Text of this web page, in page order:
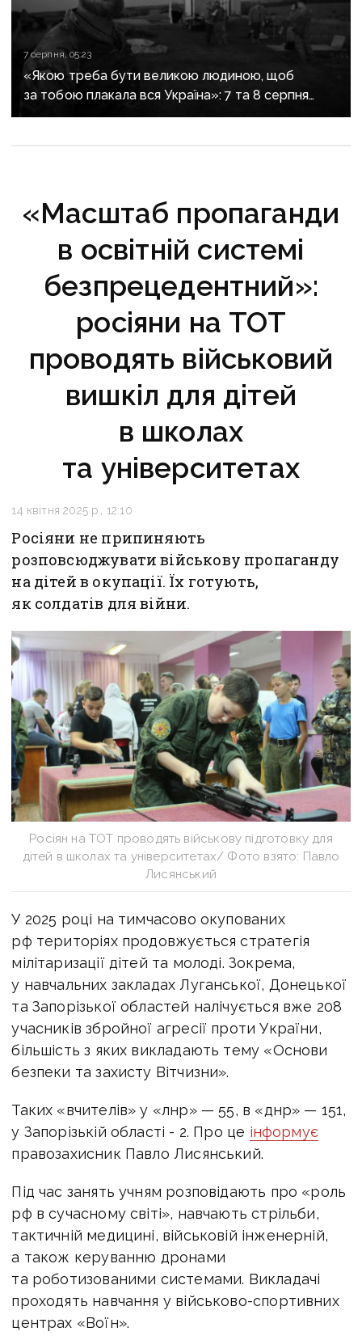
7 серпня, 05:23
«Якою треба бути великою людиною, щоб
за тобою плакала вся Україна»: 7 та 8 серпня
прощаються із засновником організації
«Масштаб пропаганди
в освітній системі
безпрецедентний»:
росіяни на ТОТ
проводять військовий
вишкіл для дітей
в школах
та університетах
14 квітня 2025 р., 12:10
Росіяни не припиняють
розповсюджувати військову пропаганду
на дітей в окупації. Їх готують,
як солдатів для війни.
Росіян на ТОТ проводять військову підготовку для
дітей в школах та університетах/ Фото взято: Павло
Лисянський
У 2025 році на тимчасово окупованих
рф територіях продовжується стратегія
мілітаризації дітей та молоді. Зокрема,
у навчальних закладах Луганської, Донецької
та Запорізької областей налічується вже 208
учасників збройної агресії проти України,
більшість з яких викладають тему «Основи
безпеки та захисту Вітчизни».
Таких «вчителів» у «лнр» — 55, в «днр» — 151,
у Запорізькій області - 2. Про це інформує
правозахисник Павло Лисянський.
Під час занять учням розповідають про «роль
рф в сучасному світі», навчають стрільби,
тактичній медицині, військовій інженерній,
а також керуванню дронами
та роботизованими системами. Викладачі
проходять навчання у військово-спортивних
центрах «Воїн».